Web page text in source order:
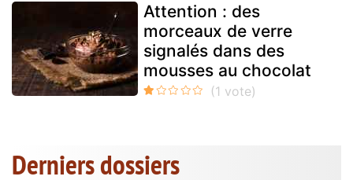
Attention : des
morceaux de verre
signalés dans des
mousses au chocolat
Derniers dossiers